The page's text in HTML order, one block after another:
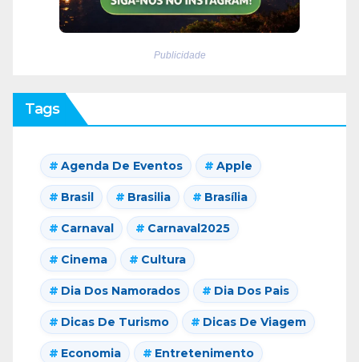
Publicidade
Tags
Agenda De Eventos Apple
Brasil Brasilia Brasília
Carnaval Carnaval2025
Cinema Cultura
Dia Dos Namorados Dia Dos Pais
Dicas De Turismo Dicas De Viagem
Economia Entretenimento